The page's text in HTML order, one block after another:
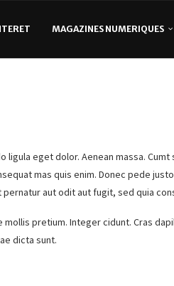
MAGAZINES NUMERIQUES
eget dolor. Aenean massa. Cumt
mas quis enim. Donec pede
aut odit aut fugit, sed quia
pretium. Integer cidunt. Cras
dicta sunt.